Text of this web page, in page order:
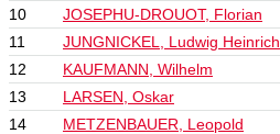
10
JOSEPHU-DROUOT, Florian
11
JUNGNICKEL, Ludwig Heinrich
12
KAUFMANN, Wilhelm
13
LARSEN, Oskar
14
METZENBAUER, Leopold